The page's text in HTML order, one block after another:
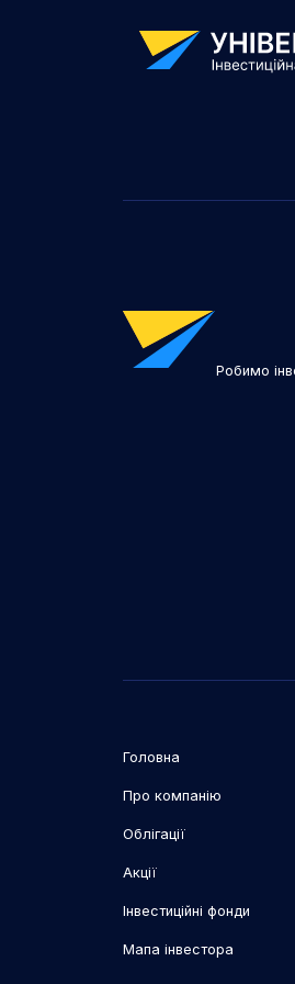
Робимо
Головна
Про компанію
Облігації
Акції
Інвестиційні фонди
Мапа інвестора